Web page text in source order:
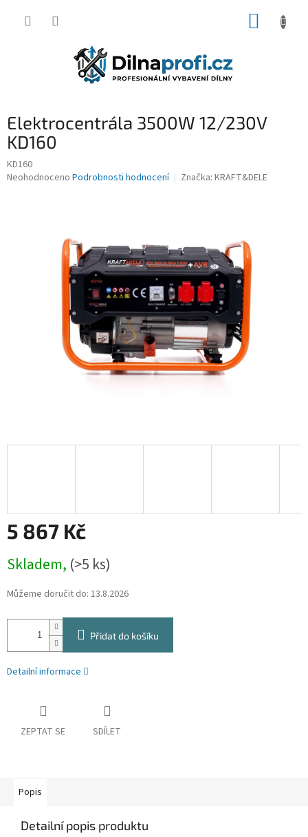
Elektrocentrála 3500W 12/230V
KD160
KD160
Průměrné
Neohodnoceno Podrobnosti hodnocení Značka: KRAFT&DELE
5 867 Kč
cena:
Skladem, (>5 ks)
Můžeme doručit do: 13.8.2026
Přidat do košíku
Detailní informace
ZEPTAT SE SDÍLET
Popis
Detailní popis produktu